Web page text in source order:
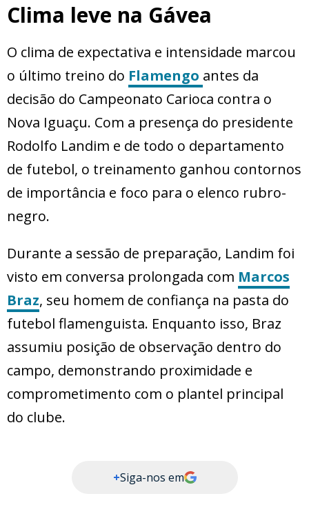
Clima leve na Gávea
O clima de expectativa e intensidade marcou
o último treino do Flamengo antes da
decisão do Campeonato Carioca contra o
Nova Iguaçu. Com a presença do presidente
Rodolfo Landim e de todo o departamento
de futebol, o treinamento ganhou contornos
de importância e foco para o elenco rubro-
negro.
Durante a sessão de preparação, Landim foi
visto em conversa prolongada com Marcos
Braz, seu homem de confiança na pasta do
futebol flamenguista. Enquanto isso, Braz
assumiu posição de observação dentro do
campo, demonstrando proximidade e
comprometimento com o plantel principal
do clube.
+Siga-nos em